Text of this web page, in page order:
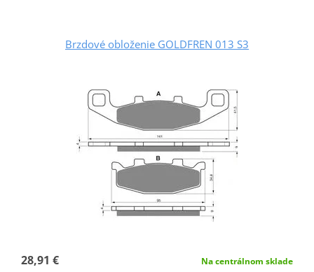
Brzdové obloženie GOLDFREN 013 S3
28,91 € Na centrálnom sklade